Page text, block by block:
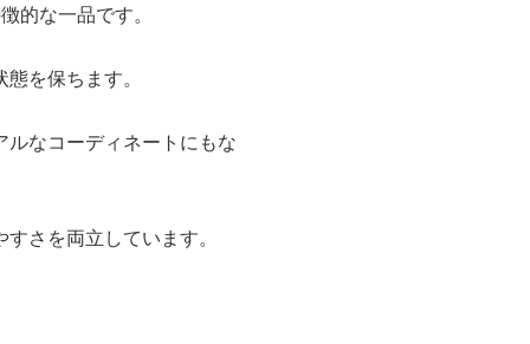
的な一品です。
を保ちます。
なコーディネートにもな
さを両立しています。